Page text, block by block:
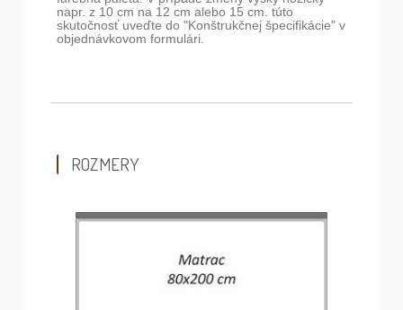
napr. z 10 cm na 12 cm alebo 15 cm. túto
skutočnosť uveďte do "Konštrukčnej špecifikácie" v
objednávkovom formulári.
ROZMERY